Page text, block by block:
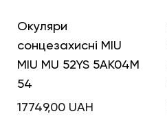
Окуляри
сонцезахисні MIU
MIU MU 52YS 5AK04M
54
17749,00 UAH